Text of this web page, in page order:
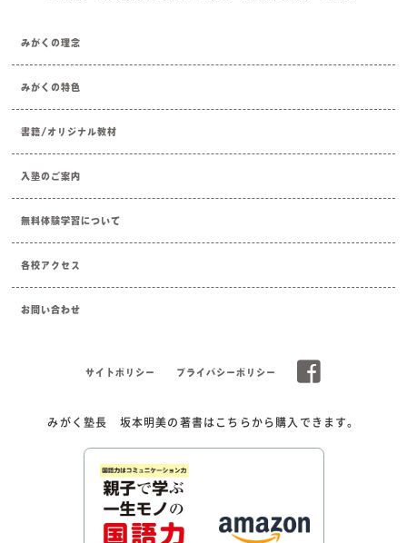
みがくの理念
みがくの特色
書籍/オリジナル教材
入塾のご案内
無料体験学習について
各校アクセス
お問い合わせ
サイトポリシー プライバシーポリシー
みがく塾長 坂本明美の著書はこちらから購入できます。